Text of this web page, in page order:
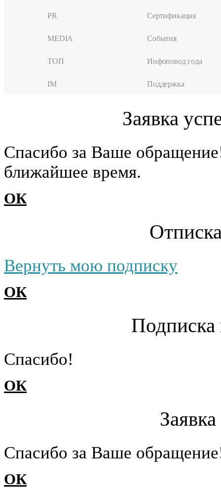
PR
MEDIA
ТОП
IM
Сертификация
События
Инфоповод года
Поддержка
Заявка
Cпасибо за Ваше
ближайшее время.
ОК
Вернуть мою подписку
ОК
Подписка
Cпасибо!
ОК
Cпасибо за Ваше
ОК